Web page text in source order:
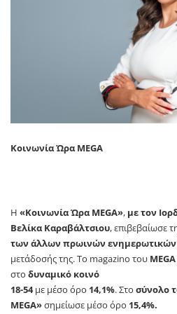
Κοινωνία Ώρα MEGA
H «Κοινωνία Ώρα MEGA», με τον
Βελίκα Καραβάλτσιου, επιβεβαίωσε
των άλλων πρωινών
μετάδοσής της.To magazino του MEGA
στο δυναμικό κοινό
18-54με μέσο όρο 14,1%. Στο σύνολο
MEGA»σημείωσε μέσο όρο 15,4%.